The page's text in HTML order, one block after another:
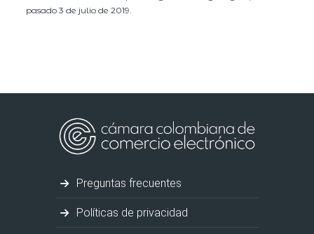
pasado 3 de julio de 2019.
Preguntas frecuentes
Políticas de privacidad